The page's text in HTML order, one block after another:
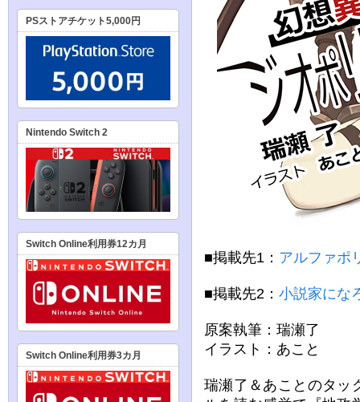
■掲載先1： アルファポ
■掲載先2： 小説家にな
原案執筆：瑞瀬了
イラスト：あこと
瑞瀬了＆あことのタッ
PSストアチケット5,000円
Nintendo Switch 2
Switch Online利用券12カ月
Switch Online利用券3カ月